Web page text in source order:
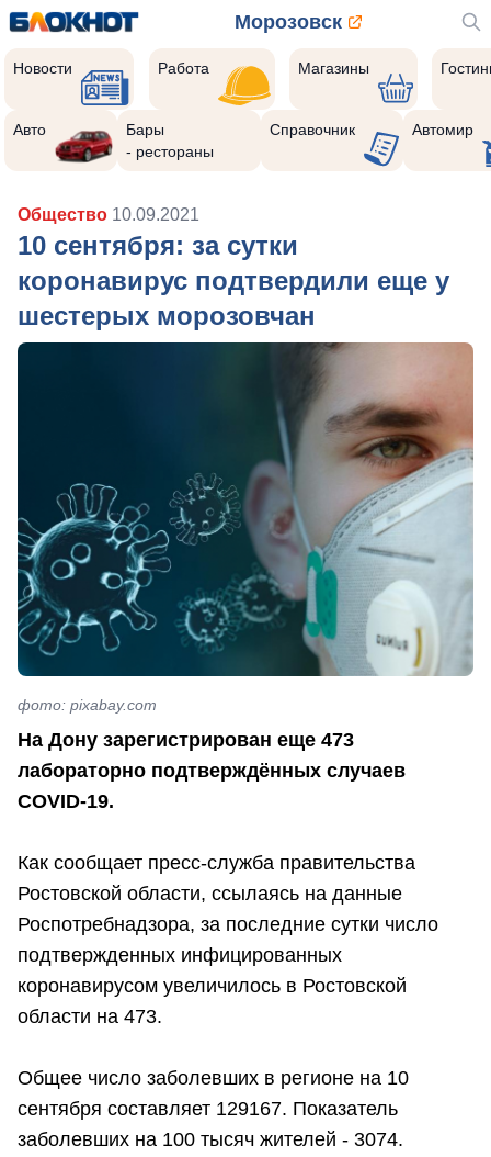
Морозовск
Новости Работа Магазины
Авто
Бары
- рестораны
Справочник Автомир
Общество 10.09.2021
10 сентября: за сутки
коронавирус подтвердили еще у
шестерых морозовчан
фото: pixabay.com
На Дону зарегистрирован еще 473
лабораторно подтверждённых случаев
COVID-19.
Как сообщает пресс-служба правительства
Ростовской области, ссылаясь на данные
Роспотребнадзора, за последние сутки число
подтвержденных инфицированных
коронавирусом увеличилось в Ростовской
области на 473.
Общее число заболевших в регионе на 10
сентября составляет 129167. Показатель
заболевших на 100 тысяч жителей - 3074.